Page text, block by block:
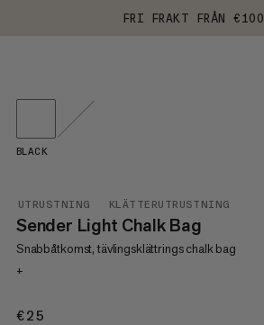
FRI FRAKT FRÅN €100
UTRUSTNING KLÄTTERUTRUSTNING
Sender Light Chalk Bag
Snabbåtkomst, tävlingsklättrings chalk bag
+
€25
BLACK